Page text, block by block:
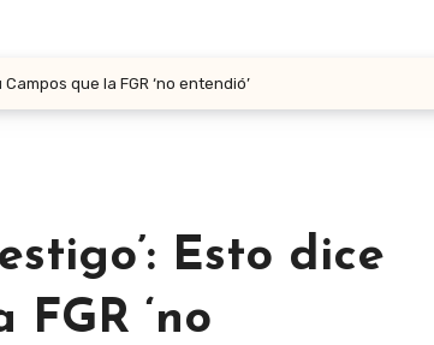
que la FGR ‘no entendió’
Esto dice
‘no